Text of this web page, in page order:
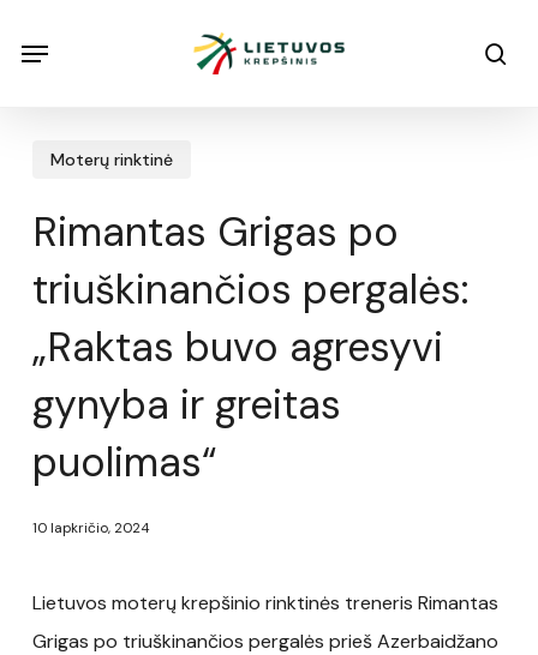
Menu
Moterų rinktinė
Rimantas Grigas po
triuškinančios pergalės:
„Raktas buvo agresyvi
gynyba ir greitas
puolimas“
10 lapkričio, 2024
Lietuvos moterų krepšinio rinktinės treneris Rimantas
Grigas po triuškinančios pergalės prieš Azerbaidžano